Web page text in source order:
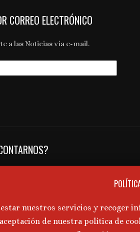
CORREO ELECTRÓNICO
a las Noticias vía e-mail.
con el vino, la gastronomía y la
a:comunicacion@martatornos.com
nuestros servicios y recoger
de nuestra política de